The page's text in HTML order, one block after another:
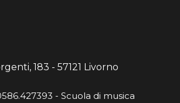
183 - 57121 Livorno
- Scuola di musica